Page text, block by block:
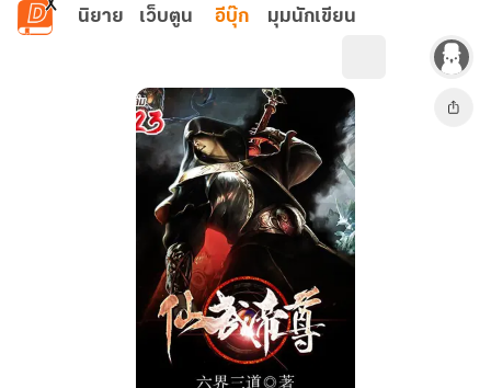
ข้ามไปยังเนื้อหาหลัก
นิยาย เว็บตูน อีบุ๊ก มุมนักเขียน